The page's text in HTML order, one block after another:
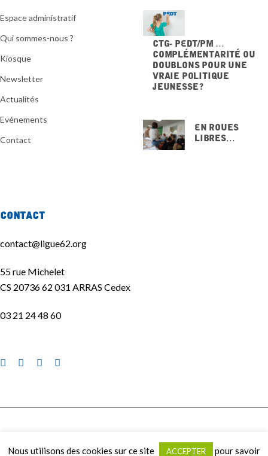
Espace administratif
Qui sommes-nous ?
Kiosque
Newsletter
Actualités
Evénements
Contact
CTG- PEdT/PM …
Complémentarité ou
doublons pour une
vraie politique
jeunesse ?
En Roues
Libres…
Contact
contact@ligue62.org
55 rue Michelet
CS 20736 62 031 ARRAS Cedex
03 21 24 48 60
Mentions légales| Politique de confidentialité
Nous utilisons des cookies sur ce site ACCEPTER pour savoir